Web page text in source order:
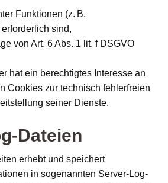
Funktionen (z. B.
sind,
von Art. 6 Abs. 1 lit. f DSGVO
hat ein berechtigtes Interesse an
Cookies zur technisch fehlerfreien
seiner Dienste.
Dateien
erhebt und speichert
in sogenannten Server-Log-